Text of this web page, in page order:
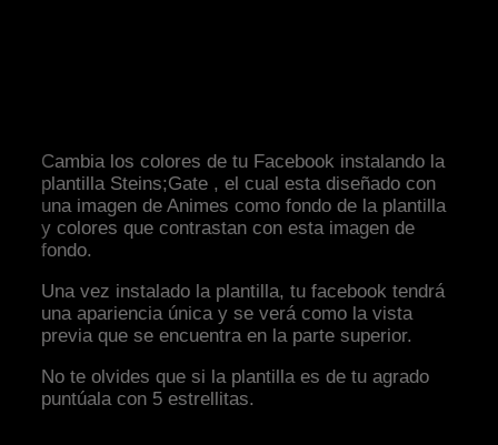
Cambia los colores de tu Facebook instalando la
plantilla Steins;Gate , el cual esta diseñado con
una imagen de Animes como fondo de la plantilla
y colores que contrastan con esta imagen de
fondo.
Una vez instalado la plantilla, tu facebook tendrá
una apariencia única y se verá como la vista
previa que se encuentra en la parte superior.
No te olvides que si la plantilla es de tu agrado
puntúala con 5 estrellitas.